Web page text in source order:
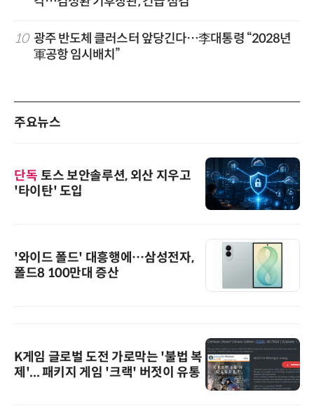
10 광주 반도체 클러스터 앞당긴다…李대통령 “2028년
軍공항 임시배치”
주요뉴스
단독 토스 보안솔루션, 외산 지우고
'타이탄' 도입
'와이드 폴드' 대흥행에…삼성전자,
폴드8 100만대 증산
K게임 글로벌 도전 가로막는 '불법 복
제'... 패키지 게임 '크랙' 버젓이 유통